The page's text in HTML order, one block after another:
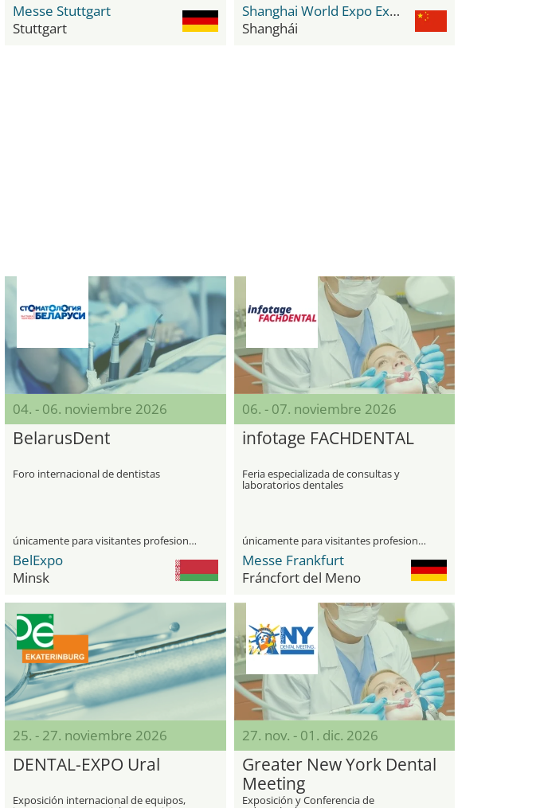
Messe Stuttgart
Stuttgart
Shanghai World Expo Exhibition & Convention Center
Shanghái
04. - 06. noviembre 2026
BelarusDent
Foro internacional de dentistas
únicamente para visitantes profesionales
BelExpo
Minsk
06. - 07. noviembre 2026
infotage FACHDENTAL
Feria especializada de consultas y
laboratorios dentales
únicamente para visitantes profesionales
Messe Frankfurt
Fráncfort del Meno
25. - 27. noviembre 2026
DENTAL-EXPO Ural
Exposición internacional de equipos,
27. nov. - 01. dic. 2026
Greater New York Dental
Meeting
Exposición y Conferencia de